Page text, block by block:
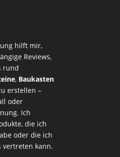
hilft mir,
Reviews,
rund
, Baukasten
erstellen –
oder
Ich
die ich
oder die ich
vertreten kann.